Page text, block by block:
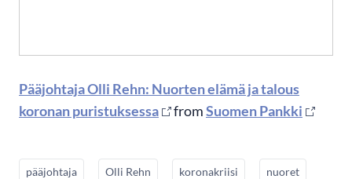
Pääjohtaja Olli Rehn: Nuorten elämä ja talous
koronan puristuksessa
fromSuomen Pankki
pääjohtaja Olli Rehn koronakriisi nuoret